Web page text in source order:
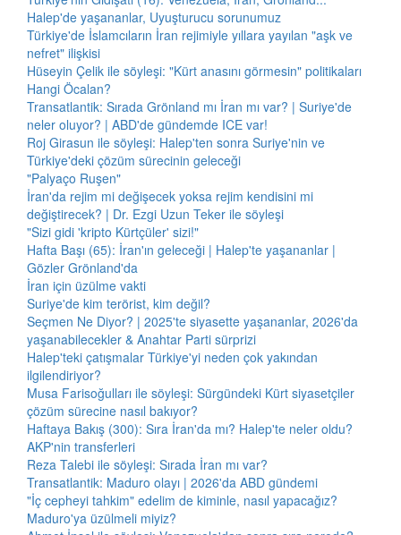
Halep'de yaşananlar, Uyuşturucu sorunumuz
Türkiye'de İslamcıların İran rejimiyle yıllara yayılan "aşk ve
nefret" ilişkisi
Hüseyin Çelik ile söyleşi: "Kürt anasını görmesin" politikaları
Hangi Öcalan?
Transatlantik: Sırada Grönland mı İran mı var? | Suriye'de
neler oluyor? | ABD'de gündemde ICE var!
Roj Girasun ile söyleşi: Halep'ten sonra Suriye'nin ve
Türkiye'deki çözüm sürecinin geleceği
"Palyaço Ruşen"
İran'da rejim mi değişecek yoksa rejim kendisini mi
değiştirecek? | Dr. Ezgi Uzun Teker ile söyleşi
"Sizi gidi 'kripto Kürtçüler' sizi!"
Hafta Başı (65): İran'ın geleceği | Halep'te yaşananlar |
Gözler Grönland'da
İran için üzülme vakti
Suriye'de kim terörist, kim değil?
Seçmen Ne Diyor? | 2025'te siyasette yaşananlar, 2026'da
yaşanabilecekler & Anahtar Parti sürprizi
Halep'teki çatışmalar Türkiye'yi neden çok yakından
ilgilendiriyor?
Musa Farisoğulları ile söyleşi: Sürgündeki Kürt siyasetçiler
çözüm sürecine nasıl bakıyor?
Haftaya Bakış (300): Sıra İran'da mı? Halep'te neler oldu?
AKP'nin transferleri
Reza Talebi ile söyleşi: Sırada İran mı var?
Transatlantik: Maduro olayı | 2026'da ABD gündemi
"İç cepheyi tahkim" edelim de kiminle, nasıl yapacağız?
Maduro'ya üzülmeli miyiz?